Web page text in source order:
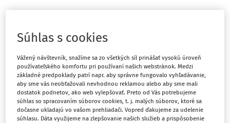
Ups, zatiaľ ste si prečítali len
začiatok...
Súhlas s cookies
Vážený návštevník, snažíme sa zo všetkých síl prinášať vysokú úroveň
používateľského komfortu pri používaní našich webstránok. Medzi
základné predpoklady patrí napr. aby správne fungovalo vyhľadávanie,
aby sme vás neobťažovali nevhodnou reklamou alebo aby sme mali
dostatok podnetov, ako web vylepšovať. Preto od Vás potrebujeme
súhlas so spracovaním súborov cookies, t. j. malých súborov, ktoré sa
dočasne ukladajú vo vašom prehliadači. Vopred ďakujeme za udelenie
súhlasu. Dáta využijeme na zlepšovanie našich služieb a prispôsobenie